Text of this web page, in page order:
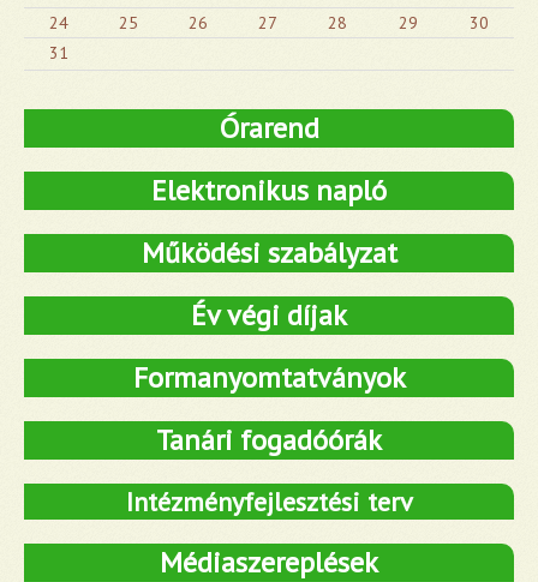
24
25 26 27 28 29
30
31
Órarend
Elektronikus napló
Működési szabályzat
Év végi díjak
Formanyomtatványok
Tanári fogadóórák
Intézményfejlesztési terv
Médiaszereplések